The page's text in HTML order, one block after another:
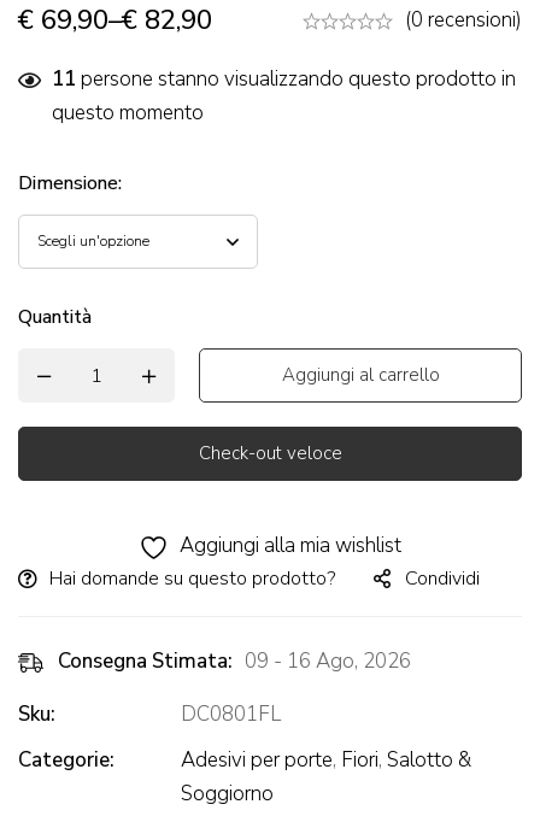
€ 69,90–€ 82,90 (0 recensioni)
11 persone stanno visualizzando questo prodotto in
questo momento
Dimensione:
Quantità
Aggiungi al carrello
Check-out veloce
Aggiungi alla mia wishlist
Hai domande su questo prodotto? Condividi
Consegna Stimata: 09 - 16 Ago, 2026
Sku:
DC0801FL
Categorie:
Adesivi per porte, Fiori, Salotto &
Soggiorno